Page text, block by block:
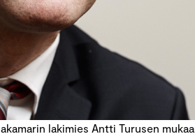
lakimies Antti Turusen